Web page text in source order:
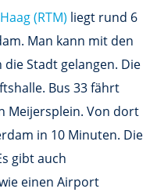
(RTM) liegt rund 6
Man kann mit den
Stadt gelangen. Die
Bus 33 fährt
Meijersplein. Von dort
in 10 Minuten. Die
gibt auch
einen Airport